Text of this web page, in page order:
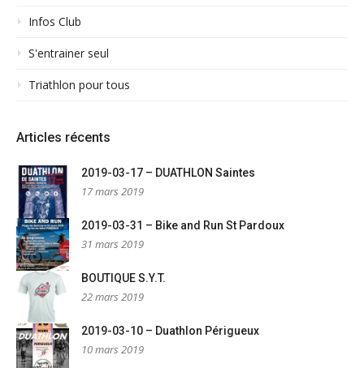
Infos Club
S'entrainer seul
Triathlon pour tous
Articles récents
2019-03-17 – DUATHLON Saintes
17 mars 2019
2019-03-31 – Bike and Run St Pardoux
31 mars 2019
BOUTIQUE S.Y.T.
22 mars 2019
2019-03-10 – Duathlon Périgueux
10 mars 2019